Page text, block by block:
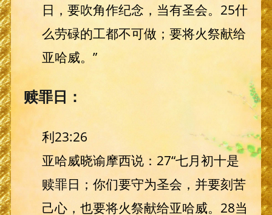
日，要吹角作纪念，当有圣会。25什
么劳碌的工都不可做；要将火祭献给
亚哈威。”
赎罪日：
利23:26
亚哈威晓谕摩西说：27“七月初十是
赎罪日；你们要守为圣会，并要刻苦
己心，也要将火祭献给亚哈威。28当